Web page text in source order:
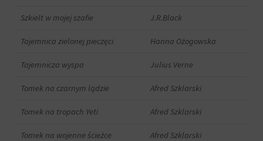
Szkielt w mojej szafie J.R.Black
Tajemnica zielonej pieczęci Hanna Ożogowska
Tajemnicza wyspa Julius Verne
Tomek na czarnym lądzie Afred Szklarski
Tomek na tropach Yeti Afred Szklarski
Tomek na wojenne ścieżce Afred Szklarski